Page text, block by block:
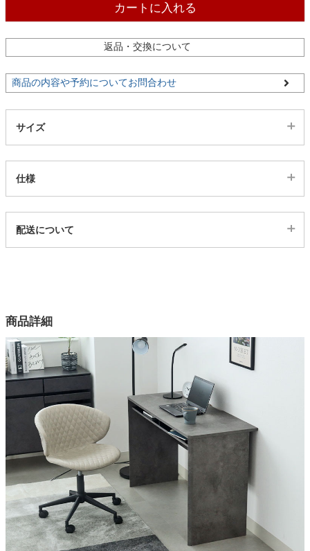
ファブリック
ラグ
マット
キッチン用品
家電・照明器具
インテリア雑貨
ガーデン
タワー
カートに入れる
返品・交換について
商品の内容や予約についてお問合わせ
サイズ
仕様
23600461
1色
素材
プリント紙パーティクルボード
天板耐荷重
約30kg
収納棚耐荷重
約10kg
梱包サイズ
約49x11x120(cm)
梱包重量
配送について
商品詳細